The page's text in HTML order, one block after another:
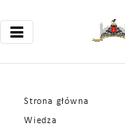
Strona główna
Wiedza